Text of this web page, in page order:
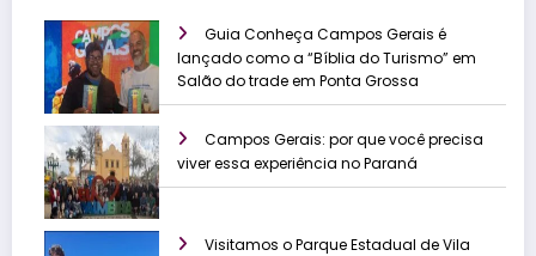
Guia Conheça Campos Gerais é
lançado como a “Bíblia do Turismo” em
Salão do trade em Ponta Grossa
Campos Gerais: por que você precisa
viver essa experiência no Paraná
Visitamos o Parque Estadual de Vila